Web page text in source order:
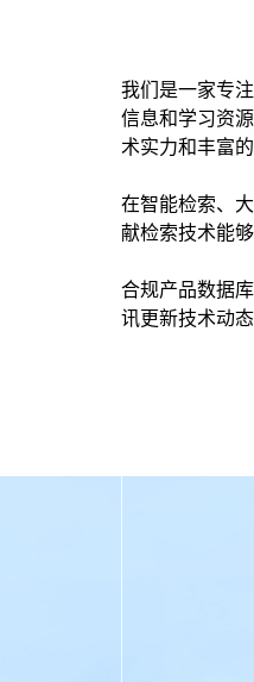
我们是一家专
信息和学习资
术实力和丰富
在智能检索、
献检索技术能
合规产品数据
讯更新技术动